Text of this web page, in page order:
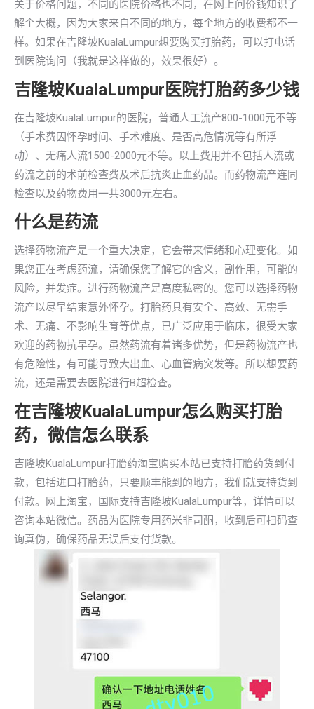
关于价格问题，不同的医院价格也不同，在网上问价钱知识了
解个大概，因为大家来自不同的地方，每个地方的收费都不一
样。如果在吉隆坡KualaLumpur想要购买打胎药，可以打电话
到医院询问（我就是这样做的，效果很好）。
吉隆坡KualaLumpur医院打胎药多少钱
在吉隆坡KualaLumpur的医院，普通人工流产800-1000元不等
（手术费因怀孕时间、手术难度、是否高危情况等有所浮
动）、无痛人流1500-2000元不等。以上费用并不包括人流或
药流之前的术前检查费及术后抗炎止血药品。而药物流产连同
检查以及药物费用一共3000元左右。
什么是药流
选择药物流产是一个重大决定，它会带来情绪和心理变化。如
果您正在考虑药流，请确保您了解它的含义，副作用，可能的
风险，并发症。进行药物流产是高度私密的。您可以选择药物
流产以尽早结束意外怀孕。打胎药具有安全、高效、无需手
术、无痛、不影响生育等优点，已广泛应用于临床，很受大家
欢迎的药物抗早孕。虽然药流有着诸多优势，但是药物流产也
有危险性，有可能导致大出血、心血管病突发等。所以想要药
流，还是需要去医院进行B超检查。
在吉隆坡KualaLumpur怎么购买打胎
药，微信怎么联系
吉隆坡KualaLumpur打胎药淘宝购买本站已支持打胎药货到付
款，包括进口打胎药，只要顺丰能到的地方，我们就支持货到
付款。网上淘宝，国际支持吉隆坡KualaLumpur等，详情可以
咨询本站微信。药品为医院专用药米非司酮，收到后可扫码查
询真伪，确保药品无误后支付货款。